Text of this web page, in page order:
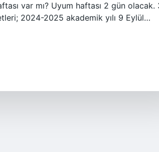
var mı? Uyum haftası 2 gün olacak.
2024-2025 akademik yılı 9 Eylül…